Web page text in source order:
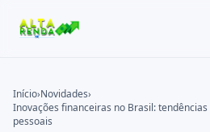
Cartão de Crédito
Buscar no site
Início›Novidades›
Inovações financeiras no Brasil:
pessoais